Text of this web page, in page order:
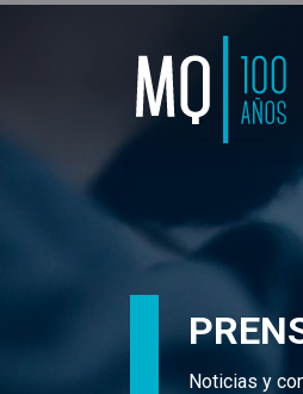
Noticias y